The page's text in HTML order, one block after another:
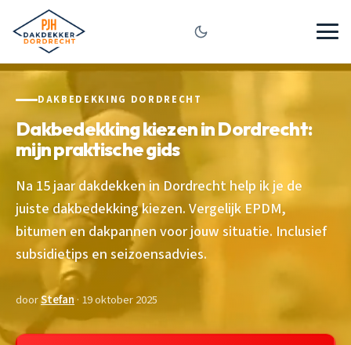
DAKBEDEKKING DORDRECHT
Dakbedekking kiezen in Dordrecht:
mijn praktische gids
Na 15 jaar dakdekken in Dordrecht help ik je de
juiste dakbedekking kiezen. Vergelijk EPDM,
bitumen en dakpannen voor jouw situatie. Inclusief
subsidietips en seizoensadvies.
doorStefan· 19 oktober 2025